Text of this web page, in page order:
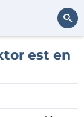
Rechercher
est en